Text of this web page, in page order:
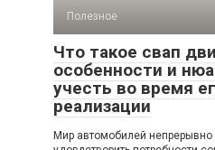
Полезное
Что такое свап
особенности и
учесть во время
реализации
Мир автомобилей непрерывно